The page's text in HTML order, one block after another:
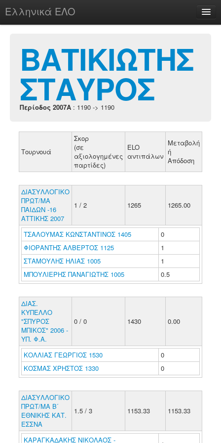
Ελληνικά ΕΛΟ
chesstu.be @ discord
Login
ΒΑΤΙΚΙΩΤΗΣ
ΣΤΑΥΡΟΣ
Περίοδος 2007A : 1190 -> 1190
Τουρνουά
Σκορ
(σε
αξιολογημένες
παρτίδες)
ELO
αντιπάλων
Μεταβολή
ή
Απόδοση
ΔΙΑΣΥΛΛΟΓΙΚΟ
ΠΡΩΤ/ΜΑ
ΠΑΙΔΩΝ -16
ΑΤΤΙΚΗΣ 2007
1 / 2 1265 1265.00
ΤΣΑΛΟΥΜΑΣ ΚΩΝΣΤΑΝΤΙΝΟΣ 1405
0
ΦΙΟΡΑΝΤΗΣ ΑΛΒΕΡΤΟΣ 1125
1
ΣΤΑΜΟΥΛΗΣ ΗΛΙΑΣ 1005
1
ΜΠΟΥΛΙΕΡΗΣ ΠΑΝΑΓΙΩΤΗΣ 1005
0.5
ΔΙΑΣ.
ΚΥΠΕΛΛΟ
"ΣΠΥΡΟΣ
ΜΠΙΚΟΣ" 2006 -
ΥΠ. Φ.Α.
0 / 0 1430 0.00
ΚΟΛΛΙΑΣ ΓΕΩΡΓΙΟΣ 1530
0
ΚΟΣΜΑΣ ΧΡΗΣΤΟΣ 1330
0
ΔΙΑΣΥΛΛΟΓΙΚΟ
ΠΡΩΤ/ΜΑ Β΄
ΕΘΝΙΚΗΣ ΚΑΤ.
ΕΣΣΝΑ
1.5 / 3 1153.33 1153.33
ΚΑΡΑΓΚΑΔΑΚΗΣ ΝΙΚΟΛΑΟΣ -